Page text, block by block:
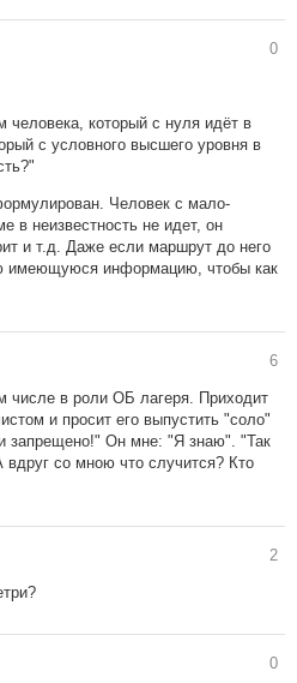
0
который с нуля идёт в
с условного высшего уровня в
Человек с мало-
в неизвестность не идет, он
и т.д. Даже если маршрут до него
имеющуюся информацию, чтобы как
6
числе в роли ОБ лагеря. Приходит
и просит его выпустить "соло"
запрещено!" Он мне: "Я знаю". "Так
со мною что случится? Кто
2
0